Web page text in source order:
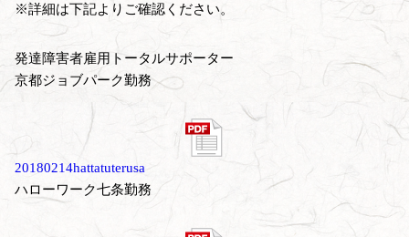
※詳細は下記よりご確認ください。
発達障害者雇用トータルサポーター
京都ジョブパーク勤務
20180214hattatuterusa
ハローワーク七条勤務